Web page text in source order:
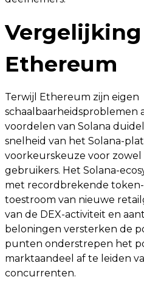
Ethereum
Terwijl Ethereum zijn eigen
schaalbaarheidsproblemen
voordelen van Solana
snelheid van het Solana-
voorkeurskeuze voor zowel
gebruikers. Het Solana-
met recordbrekende
toestroom van nieuwe
van de DEX-activiteit en
beloningen versterken de
punten onderstrepen het
marktaandeel af te leiden
concurrenten.